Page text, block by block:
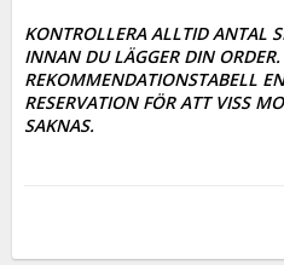
KONTROLLERA ALLTID ANTAL
INNAN DU LÄGGER DIN ORDER.
REKOMMENDATIONSTABELL
RESERVATION FÖR ATT VISS
SAKNAS.